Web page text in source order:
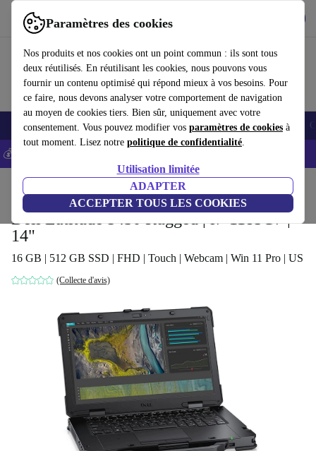
Paramètres des cookies
Nos produits et nos cookies ont un point commun : ils sont tous
deux réutilisés. En réutilisant les cookies, nous pouvons vous
fournir un contenu optimisé qui répond mieux à vos besoins. Pour
ce faire, nous devons analyser votre comportement de navigation
au moyen de cookies tiers. Bien sûr, uniquement avec votre
consentement. Vous pouvez modifier vos paramètres de cookies à
tout moment. Lisez notre politique de confidentialité.
Utilisation limitée
ADAPTER
ACCEPTER TOUS LES COOKIES
Utilisez refurbed rapidement et facilement
Smartphones Laptops Tablettes Montres connectées Accessoires
💰-5% EXTRA sur les iPhones – Code: IPHONEDEAL -
Ordinateurs portables Ordinateurs portables Dell
Dell Latitude 5430 Rugged | i7-1185G7 |
14"
16 GB | 512 GB SSD | FHD | Touch | Webcam | Win 11 Pro | US
(Collecte d'avis)